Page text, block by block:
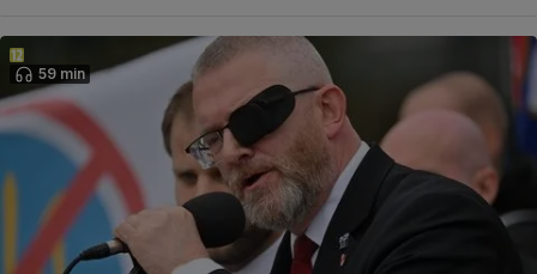
59 min